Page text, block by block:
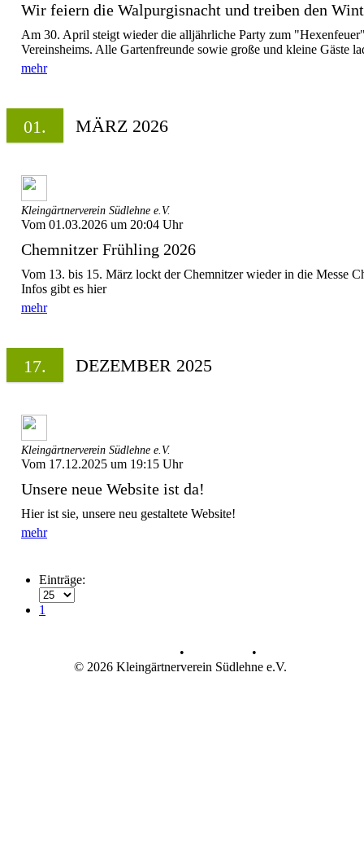
Wir feiern die Walpurgisnacht und treiben den
Am 30. April steigt wieder die alljährliche Party zum
Vereinsheims. Alle Gartenfreunde sowie große und kleine Gäste
mehr
01. MÄRZ 2026
Kleingärtnerverein Südlehne e.V.
Vom 01.03.2026 um 20:04 Uhr
Chemnitzer Frühling 2026
Vom 13. bis 15. März lockt der Chemnitzer wieder in die Messe
Infos gibt es hier
mehr
17. DEZEMBER 2025
Kleingärtnerverein Südlehne e.V.
Vom 17.12.2025 um 19:15 Uhr
Unsere neue Website ist da!
Hier ist sie, unsere neu gestaltete Website!
mehr
Einträge:
1
•
•
© 2026 Kleingärtnerverein Südlehne e.V.